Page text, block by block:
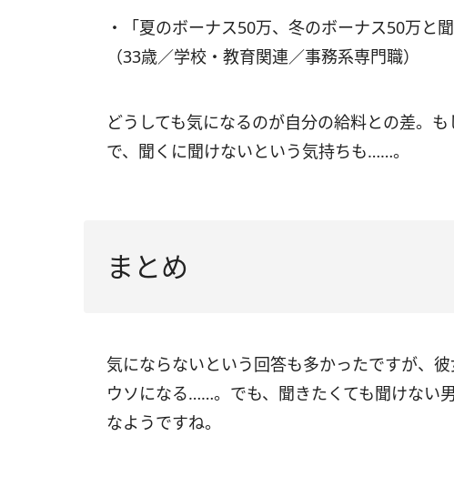
・「夏のボーナス50万、冬のボーナス50万と
（33歳／学校・教育関連／事務系専門職）
どうしても気になるのが自分の給料との差。
で、聞くに聞けないという気持ちも……。
まとめ
気にならないという回答も多かったですが、
ウソになる……。でも、聞きたくても聞けない
なようですね。